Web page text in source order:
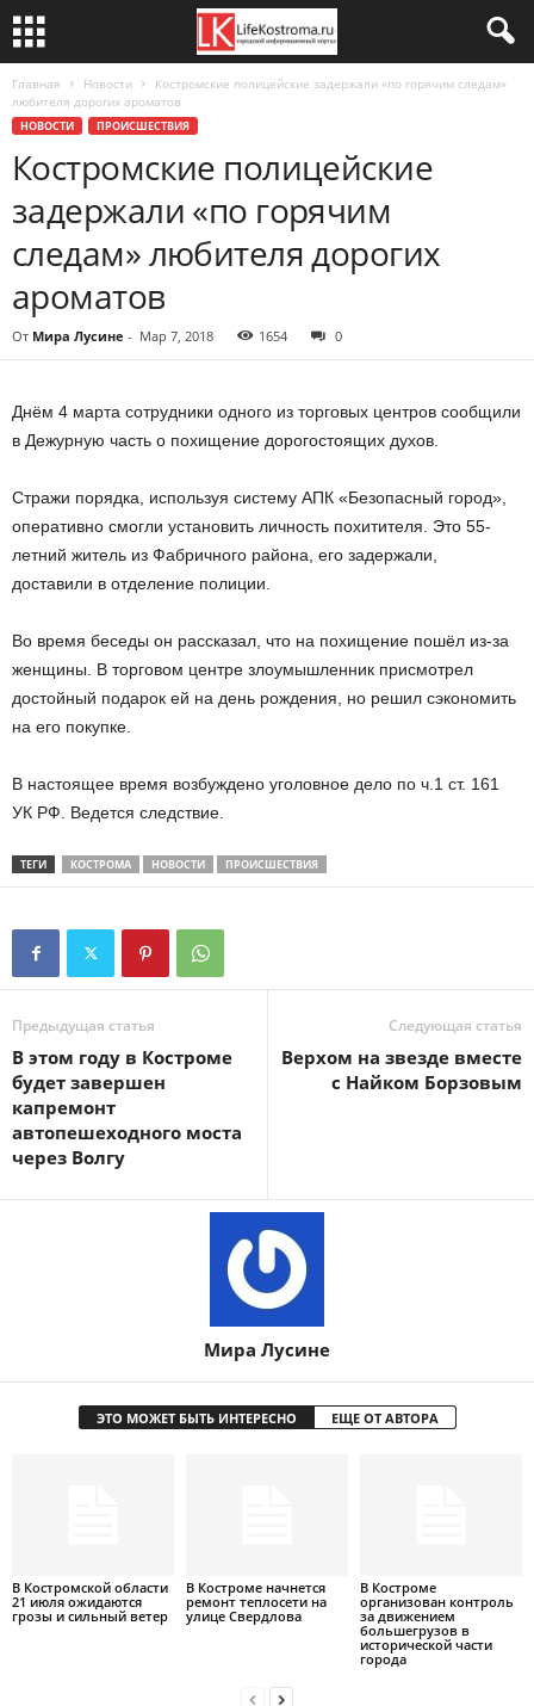
Главная Новости
Костромские полицейские задержали «по горячим следам»
любителя дорогих ароматов
НОВОСТИ ПРОИСШЕСТВИЯ
Костромские полицейские
задержали «по горячим
следам» любителя дорогих
ароматов
От Мира Лусине - Мар 7, 2018 1654 0
Днём 4 марта сотрудники одного из торговых центров сообщили
в Дежурную часть о похищение дорогостоящих духов.
Стражи порядка, используя систему АПК «Безопасный город»,
оперативно смогли установить личность похитителя. Это 55-
летний житель из Фабричного района, его задержали,
доставили в отделение полиции.
Во время беседы он рассказал, что на похищение пошёл из-за
женщины. В торговом центре злоумышленник присмотрел
достойный подарок ей на день рождения, но решил сэкономить
на его покупке.
В настоящее время возбуждено уголовное дело по ч.1 ст. 161
УК РФ. Ведется следствие.
ТЕГИ КОСТРОМА НОВОСТИ ПРОИСШЕСТВИЯ
Предыдущая статья
В этом году в Костроме
будет завершен
капремонт
автопешеходного моста
через Волгу
Следующая статья
Верхом на звезде вместе
с Найком Борзовым
Мира Лусине
ЭТО МОЖЕТ БЫТЬ ИНТЕРЕСНО ЕЩЕ ОТ АВТОРА
В Костромской области
21 июля ожидаются
грозы и сильный ветер
В Костроме начнется
ремонт теплосети на
улице Свердлова
В Костроме
организован контроль
за движением
большегрузов в
исторической части
города